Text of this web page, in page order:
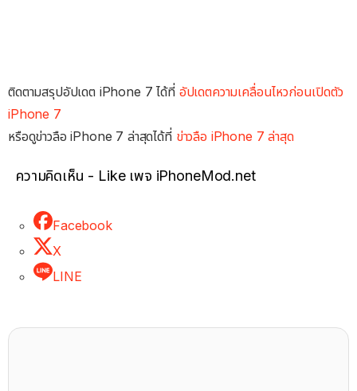
ติดตามสรุปอัปเดต iPhone 7 ได้ที่ อัปเดตความเคลื่อนไหวก่อนเปิดตัว
iPhone 7
หรือดูข่าวลือ iPhone 7 ล่าสุดได้ที่ ข่าวลือ iPhone 7 ล่าสุด
ความคิดเห็น - Like เพจ iPhoneMod.net
Facebook
X
LINE